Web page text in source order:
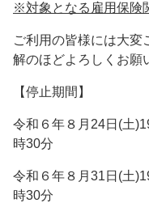
※対象となる雇用保険
ご利用の皆様には大変
解のほどよろしくお願
【停止期間】
令和６年８月 24日 (土
時30分
令和６年８月 31 日 (土
時30分